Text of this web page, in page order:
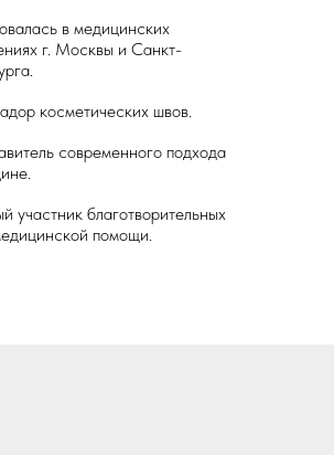
в медицинских
г. Москвы и Санкт-
косметических швов.
современного подхода
участник благотворительных
помощи.